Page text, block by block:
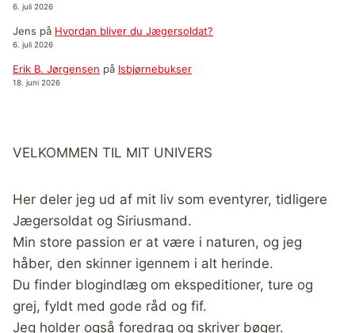
6. juli 2026
Jens på Hvordan bliver du Jægersoldat?
6. juli 2026
Erik B. Jørgensen på Isbjørnebukser
18. juni 2026
VELKOMMEN TIL MIT UNIVERS
Her deler jeg ud af mit liv som eventyrer, tidligere
Jægersoldat og Siriusmand.
Min store passion er at være i naturen, og jeg
håber, den skinner igennem i alt herinde.
Du finder blogindlæg om ekspeditioner, ture og
grej, fyldt med gode råd og fif.
Jeg holder også foredrag og skriver bøger.